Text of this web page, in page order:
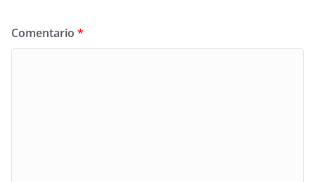
Comentario *